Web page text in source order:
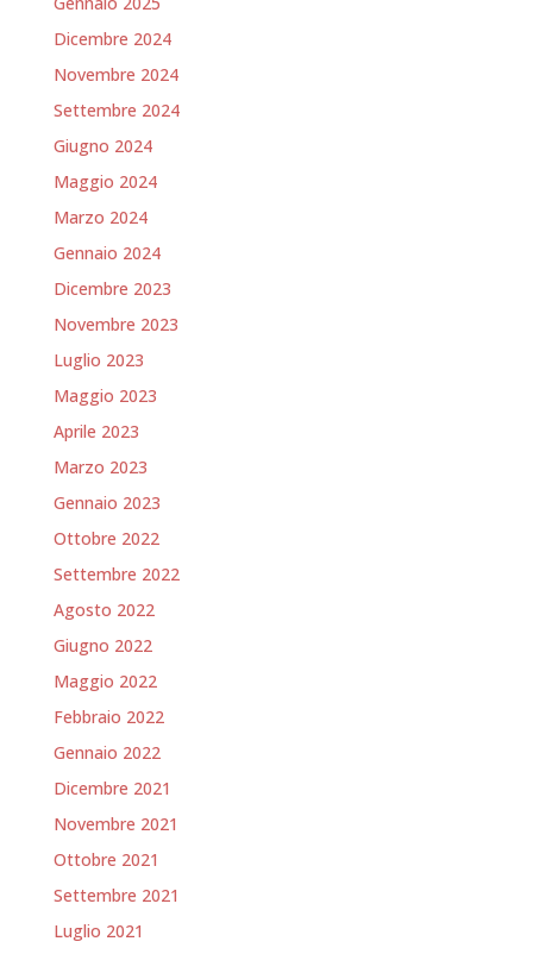
Dicembre 2024
Novembre 2024
Settembre 2024
Giugno 2024
Maggio 2024
Marzo 2024
Gennaio 2024
Dicembre 2023
Novembre 2023
Luglio 2023
Maggio 2023
Aprile 2023
Marzo 2023
Gennaio 2023
Ottobre 2022
Settembre 2022
Agosto 2022
Giugno 2022
Maggio 2022
Febbraio 2022
Gennaio 2022
Dicembre 2021
Novembre 2021
Ottobre 2021
Settembre 2021
Luglio 2021